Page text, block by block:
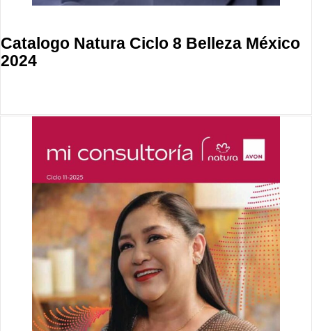
Catalogo Natura Ciclo 8 Belleza México
2024